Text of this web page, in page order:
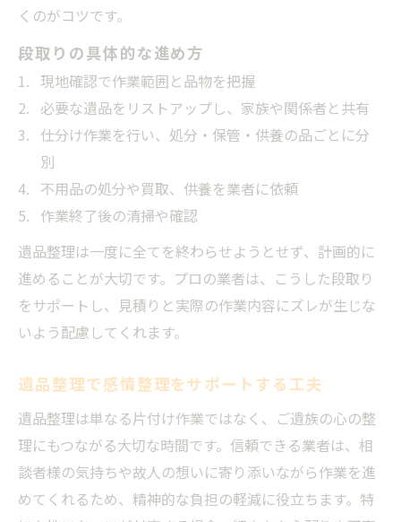
くのがコツです。
段取りの具体的な進め方
現地確認で作業範囲と品物を把握
必要な遺品をリストアップし、家族や関係者と共有
仕分け作業を行い、処分・保管・供養の品ごとに分
別
不用品の処分や買取、供養を業者に依頼
作業終了後の清掃や確認
遺品整理は一度に全てを終わらせようとせず、計画的に
進めることが大切です。プロの業者は、こうした段取り
をサポートし、見積りと実際の作業内容にズレが生じな
いよう配慮してくれます。
遺品整理で感情整理をサポートする工夫
遺品整理は単なる片付け作業ではなく、ご遺族の心の整
理にもつながる大切な時間です。信頼できる業者は、相
談者様の気持ちや故人の想いに寄り添いながら作業を進
めてくれるため、精神的な負担の軽減に役立ちます。特